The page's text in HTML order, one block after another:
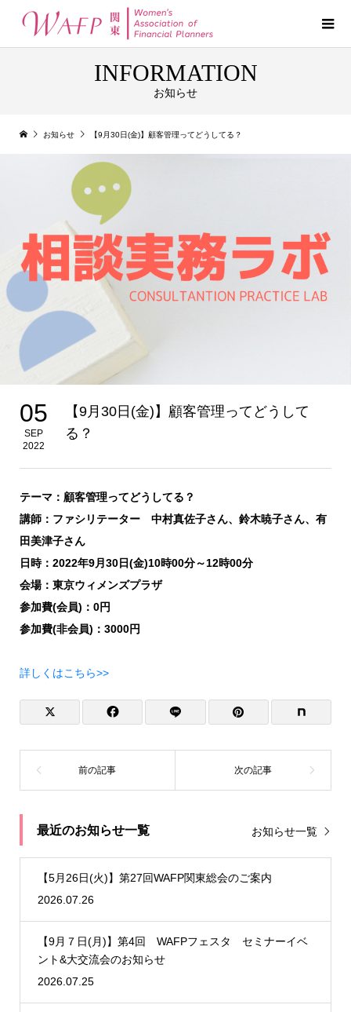
INFORMATION
お知らせ
お知らせ 【9月30日(金)】顧客管理ってどうしてる？
05
SEP
2022
【9月30日(金)】顧客管理ってどうして
る？
テーマ：顧客管理ってどうしてる？
講師：ファシリテーター 中村真佐子さん、鈴木暁子さん、有
田美津子さん
日時：2022年9月30日(金)10時00分～12時00分
会場：東京ウィメンズプラザ
参加費(会員)：0円
参加費(非会員)：3000円
詳しくはこちら>>
最近のお知らせ一覧 お知らせ一覧
【5月26日(火)】第27回WAFP関東総会のご案内
2026.07.26
【9月７日(月)】第4回 WAFPフェスタ セミナーイベ
ント&大交流会のお知らせ
2026.07.25